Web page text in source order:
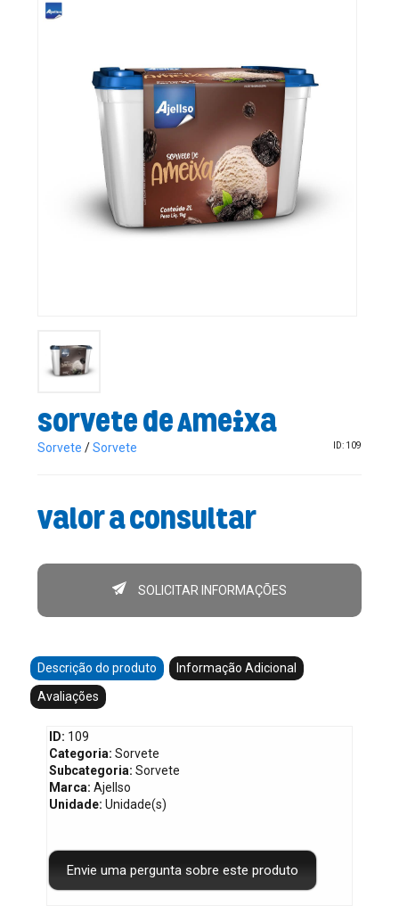
Sorvete de Ameixa
Sorvete /Sorvete ID: 109
Valor a consultar
SOLICITAR INFORMAÇÕES
Descrição do produto
Informação Adicional
Avaliações
ID: 109
Categoria: Sorvete
Subcategoria: Sorvete
Marca: Ajellso
Unidade: Unidade(s)